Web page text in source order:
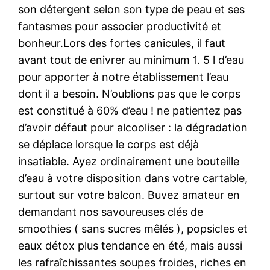
son détergent selon son type de peau et ses
fantasmes pour associer productivité et
bonheur.Lors des fortes canicules, il faut
avant tout de enivrer au minimum 1. 5 l d’eau
pour apporter à notre établissement l’eau
dont il a besoin. N’oublions pas que le corps
est constitué à 60% d’eau ! ne patientez pas
d’avoir défaut pour alcooliser : la dégradation
se déplace lorsque le corps est déjà
insatiable. Ayez ordinairement une bouteille
d’eau à votre disposition dans votre cartable,
surtout sur votre balcon. Buvez amateur en
demandant nos savoureuses clés de
smoothies ( sans sucres mêlés ), popsicles et
eaux détox plus tendance en été, mais aussi
les rafraîchissantes soupes froides, riches en